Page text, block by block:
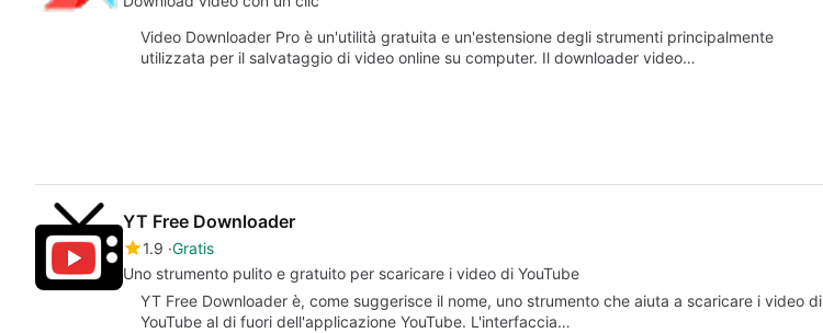
Video Downloader Pro è un'utilità gratuita e un'estensione degli strumenti principalmente
utilizzata per il salvataggio di video online su computer. Il downloader video…
YT Free Downloader
1.9 Gratis
Uno strumento pulito e gratuito per scaricare i video di YouTube
YT Free Downloader è, come suggerisce il nome, uno strumento che aiuta a scaricare i video di
YouTube al di fuori dell'applicazione YouTube. L'interfaccia…